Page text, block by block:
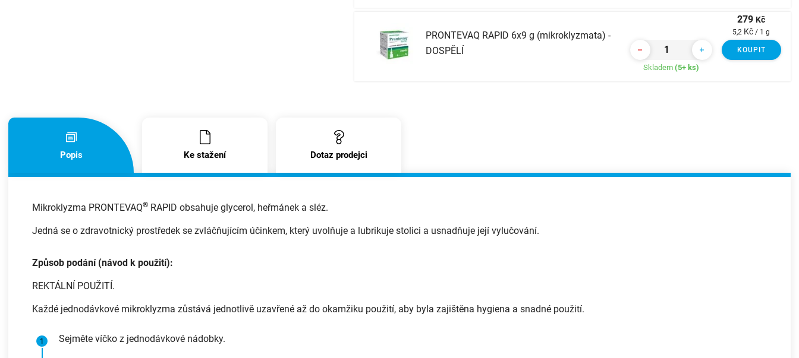
PRONTEVAQ RAPID 6x9 g (mikroklyzmata) -
DOSPĚLÍ
279Kč
5,2 Kč / 1 g
KOUPIT
Skladem (5+ ks)
Popis Ke stažení Dotaz prodejci
Mikroklyzma PRONTEVAQ® RAPID obsahuje glycerol, heřmánek a sléz.
Jedná se o zdravotnický prostředek se zvláčňujícím účinkem, který uvolňuje a lubrikuje stolici a usnadňuje její vylučování.
Způsob podání (návod k použití):
REKTÁLNÍ POUŽITÍ.
Každé jednodávkové mikroklyzma zůstává jednotlivě uzavřené až do okamžiku použití, aby byla zajištěna hygiena a snadné použití.
Sejměte víčko z jednodávkové nádobky.